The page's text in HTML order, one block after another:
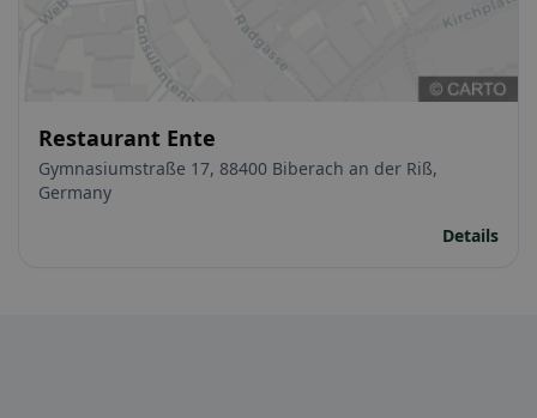
Restaurant Ente
Gymnasiumstraße 17, 88400 Biberach an der Riß,
Germany
Details